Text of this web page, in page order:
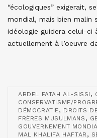
“écologiques” exigerait,
mondial, mais bien malin
idéologie guidera celui-
actuellement à l’oeuvre
ABDEL FATAH AL-SISSI ,
CONSERVATISME/
DÉMOCRATIE, DROITS
FRÈRES MUSULMANS ,
GOUVERNEMENT
MAL KHALIFA HAFTAR ,